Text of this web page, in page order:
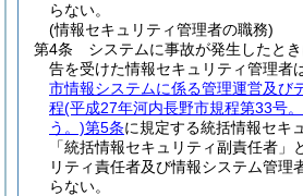
らない。
(情報セキュリティ管理者の職務)
第4条
システムに事故が発生したと
告を受けた情報セキュリティ管理者
市情報システムに係る管理運営及び
程(平成27年河内長野市規程第33号
う。)第5条に規定する統括情報セキ
「統括情報セキュリティ副責任者」
リティ責任者及び情報システム管理
らない。